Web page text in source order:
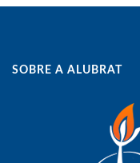
SOBRE A ALUBRAT